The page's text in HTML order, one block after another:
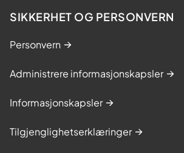
SIKKERHET OG PERSONVERN
Personvern
Administrere informasjonskapsler
Informasjonskapsler
Tilgjenglighetserklæringer